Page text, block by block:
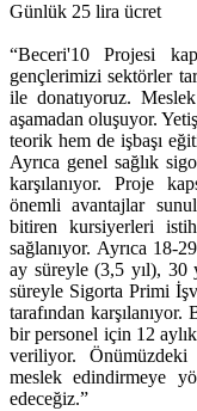
Günlük 25 lira ücret
“Beceri'10 Projesi
gençlerimizi sektörler
ile donatıyoruz.
aşamadan oluşuyor.
teorik hem de işbaşı
Ayrıca genel sağlık
karşılanıyor. Proje
önemli avantajlar
bitiren kursiyerleri
sağlanıyor. Ayrıca 18-
ay süreyle (3,5 yıl), 30
süreyle Sigorta Primi
tarafından
bir personel için 12
veriliyor. Önümüzdeki
meslek edindirmeye
edeceğiz.”